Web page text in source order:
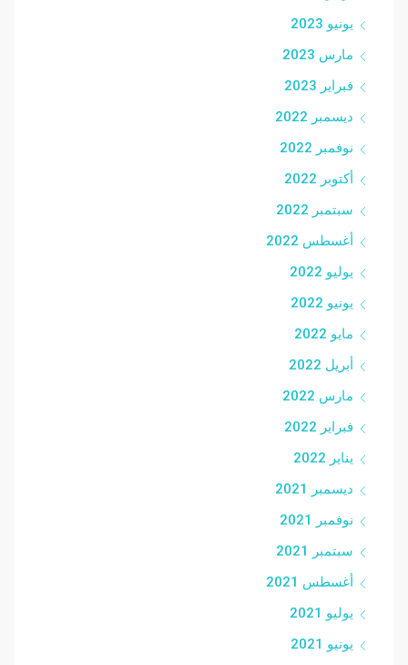
يونيو 2023
مارس 2023
فبراير 2023
ديسمبر 2022
نوفمبر 2022
أكتوبر 2022
سبتمبر 2022
أغسطس 2022
يوليو 2022
يونيو 2022
مايو 2022
أبريل 2022
مارس 2022
فبراير 2022
يناير 2022
ديسمبر 2021
نوفمبر 2021
سبتمبر 2021
أغسطس 2021
يوليو 2021
يونيو 2021